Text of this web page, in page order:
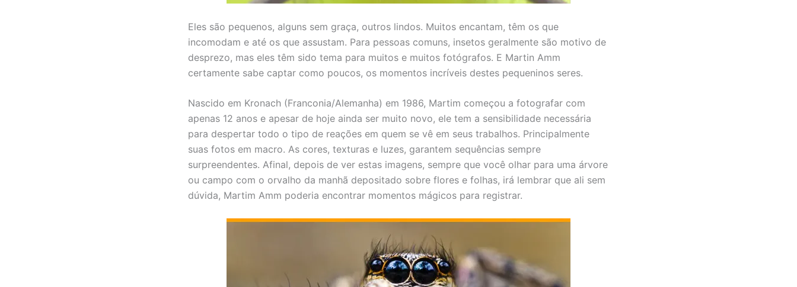
Eles são pequenos, alguns sem graça, outros lindos. Muitos encantam, têm os que
incomodam e até os que assustam. Para pessoas comuns, insetos geralmente são motivo de
desprezo, mas eles têm sido tema para muitos e muitos fotógrafos. E Martin Amm
certamente sabe captar como poucos, os momentos incríveis destes pequeninos seres.
Nascido em Kronach (Franconia/Alemanha) em 1986, Martim começou a fotografar com
apenas 12 anos e apesar de hoje ainda ser muito novo, ele tem a sensibilidade necessária
para despertar todo o tipo de reações em quem se vê em seus trabalhos. Principalmente
suas fotos em macro. As cores, texturas e luzes, garantem sequências sempre
surpreendentes. Afinal, depois de ver estas imagens, sempre que você olhar para uma árvore
ou campo com o orvalho da manhã depositado sobre flores e folhas, irá lembrar que ali sem
dúvida, Martim Amm poderia encontrar momentos mágicos para registrar.